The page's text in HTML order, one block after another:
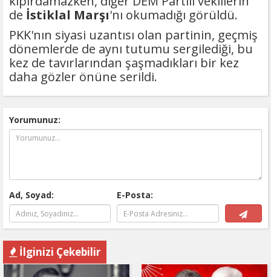
de İstiklal Marşı'nı okumadığı görüldü.
PKK'nın siyasi uzantısı olan partinin, geçmiş
dönemlerde de aynı tutumu sergilediği, bu
kez de tavırlarından şaşmadıkları bir kez
daha gözler önüne serildi.
Yorumunuz:
Ad, Soyad: E-Posta:
İlginizi Çekebilir